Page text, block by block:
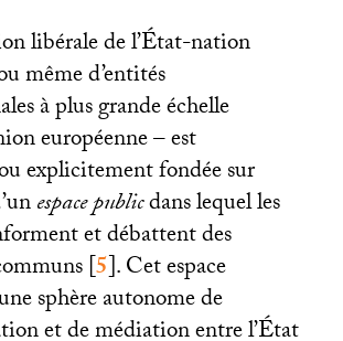
libérale de l’État-nation
même d’entités
à plus grande échelle
européenne – est
explicitement fondée sur
espace publicdans lequel les
et débattent des
[5]. Cet espace
sphère autonome de